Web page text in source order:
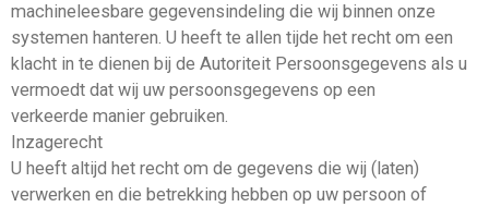
machineleesbare gegevensindeling die wij binnen onze
systemen hanteren. U heeft te allen tijde het recht om een
klacht in te dienen bij de Autoriteit Persoonsgegevens als u
vermoedt dat wij uw persoonsgegevens op een
verkeerde manier gebruiken.
Inzagerecht
U heeft altijd het recht om de gegevens die wij (laten)
verwerken en die betrekking hebben op uw persoon of